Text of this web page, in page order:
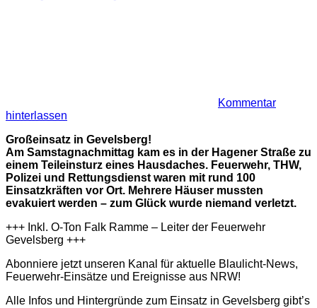
Kommentar
hinterlassen
Großeinsatz in Gevelsberg!
Am Samstagnachmittag kam es in der Hagener Straße zu
einem Teileinsturz eines Hausdaches. Feuerwehr, THW,
Polizei und Rettungsdienst waren mit rund 100
Einsatzkräften vor Ort. Mehrere Häuser mussten
evakuiert werden – zum Glück wurde niemand verletzt.
+++ Inkl. O-Ton Falk Ramme – Leiter der Feuerwehr
Gevelsberg +++
Abonniere jetzt unseren Kanal für aktuelle Blaulicht-News,
Feuerwehr-Einsätze und Ereignisse aus NRW!
Alle Infos und Hintergründe zum Einsatz in Gevelsberg gibt’s